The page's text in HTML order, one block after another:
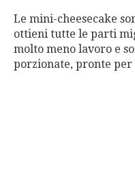
Le mini-cheesecake
ottieni tutte le parti
molto meno lavoro e
porzionate, pronte per